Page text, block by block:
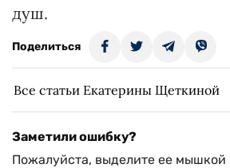
душ.
Поделиться
Все статьи Екатерины Щеткиной
Заметили ошибку?
Пожалуйста, выделите ее